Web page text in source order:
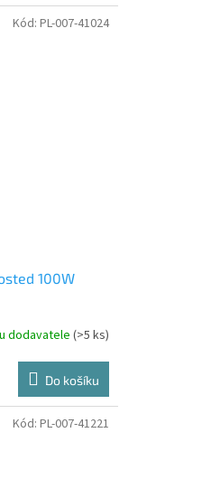
100W
dodavatele (>5 ks)
Do košíku
Kód: PL-007-41024
Kód: PL-007-41221